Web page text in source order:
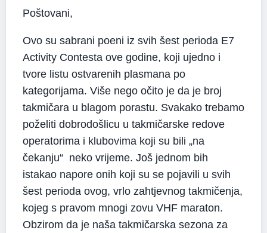
Poštovani,
Ovo su sabrani poeni iz svih šest perioda E7
Activity Contesta ove godine, koji ujedno i
tvore listu ostvarenih plasmana po
kategorijama. Više nego očito je da je broj
takmičara u blagom porastu. Svakako trebamo
poželiti dobrodošlicu u takmičarske redove
operatorima i klubovima koji su bili „na
čekanju“ neko vrijeme. Još jednom bih
istakao napore onih koji su se pojavili u svih
šest perioda ovog, vrlo zahtjevnog takmičenja,
kojeg s pravom mnogi zovu VHF maraton.
Obzirom da je naša takmičarska sezona za